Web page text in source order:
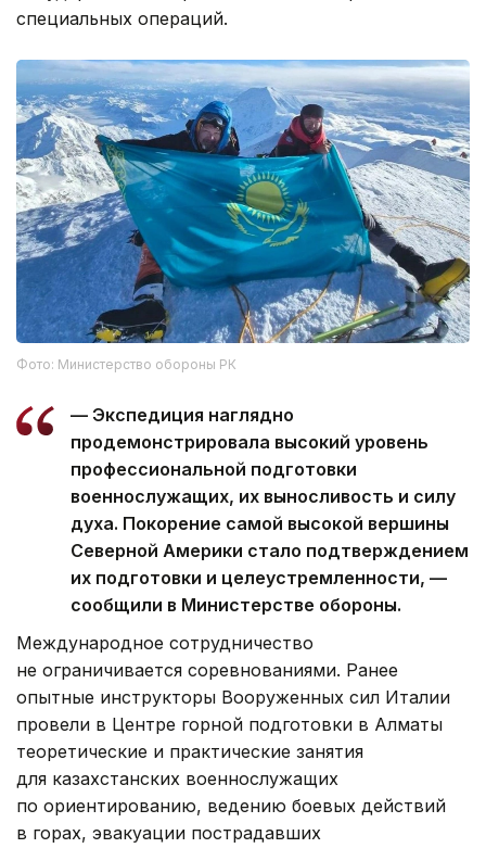
специальных операций.
Фото: Министерство обороны РК
— Экспедиция наглядно
продемонстрировала высокий уровень
профессиональной подготовки
военнослужащих, их выносливость и силу
духа. Покорение самой высокой вершины
Северной Америки стало подтверждением
их подготовки и целеустремленности, —
сообщили в Министерстве обороны.
Международное сотрудничество
не ограничивается соревнованиями. Ранее
опытные инструкторы Вооруженных сил Италии
провели в Центре горной подготовки в Алматы
теоретические и практические занятия
для казахстанских военнослужащих
по ориентированию, ведению боевых действий
в горах, эвакуации пострадавших